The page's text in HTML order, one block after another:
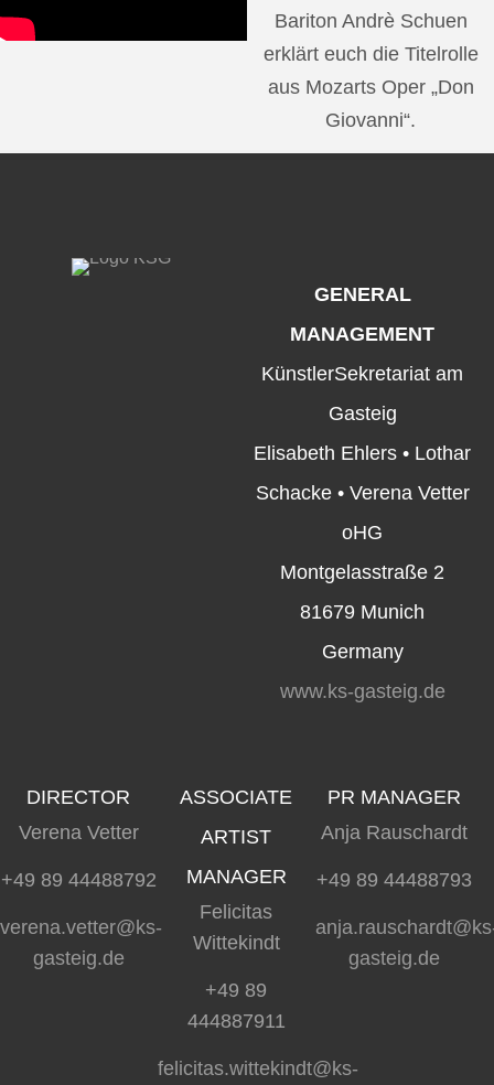
Bariton Andrè Schuen
erklärt euch die Titelrolle
aus Mozarts Oper „Don
Giovanni“.
GENERAL
MANAGEMENT
KünstlerSekretariat am
Gasteig
Elisabeth Ehlers • Lothar
Schacke • Verena Vetter
oHG
Montgelasstraße 2
81679 Munich
Germany
www.ks-gasteig.de
DIRECTOR
Verena Vetter
+49 89 44488792
verena.vetter@ks-
gasteig.de
ASSOCIATE
ARTIST
MANAGER
Felicitas
Wittekindt
+49 89
444887911
felicitas.wittekindt@ks-
PR MANAGER
Anja Rauschardt
+49 89 44488793
gasteig.de